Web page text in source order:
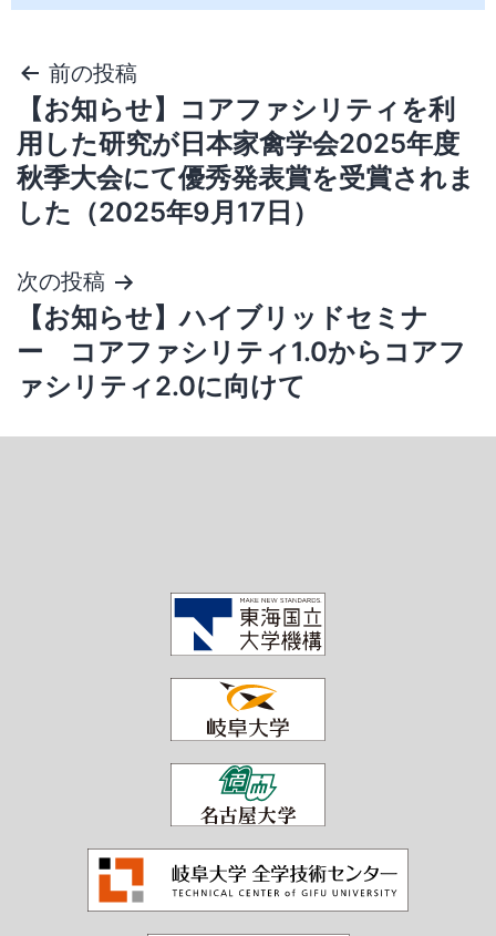
前の投稿
【お知らせ】コアファシリティを利
用した研究が日本家禽学会2025年度
秋季大会にて優秀発表賞を受賞されま
した（2025年9月17日）
次の投稿
【お知らせ】ハイブリッドセミナ
ー コアファシリティ1.0からコアフ
ァシリティ2.0に向けて